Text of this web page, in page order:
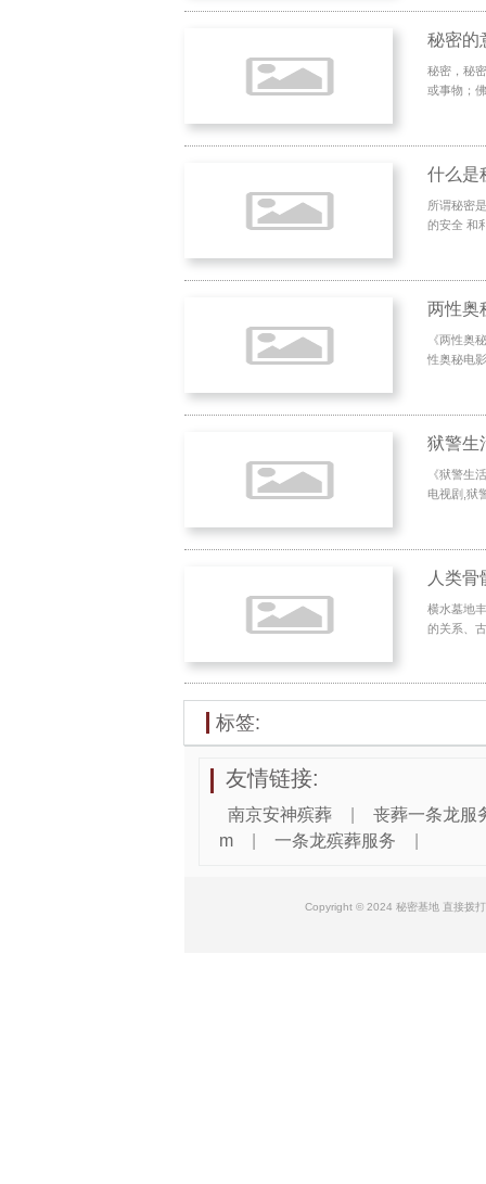
秘密的
秘密，秘
或事物；
什么是
所谓秘密
的安全 和
两性奥
《两性奥
性奥秘电
狱警生
《狱警生
电视剧,狱
人类
横水墓地
的关系、
标签:
友情链接:
南京安神殡葬
丧葬一条龙服
m
一条龙殡葬服务
Copyright © 2024 秘密基地 直接拨打